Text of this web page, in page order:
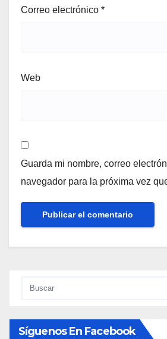
Correo electrónico *
Web
Guarda mi nombre, correo
navegador para la próxima vez
Síguenos En Facebook